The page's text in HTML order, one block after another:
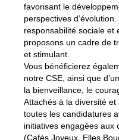
favorisant le
perspectives
responsabilité sociale et
proposons un cadre de
et stimulant.
Vous bénéficierez
notre CSE, ainsi que
la bienveillance, le
Attachés à la diversité et
toutes les candidatures
initiatives engagées aux
(Cafés Joyeux, Elles